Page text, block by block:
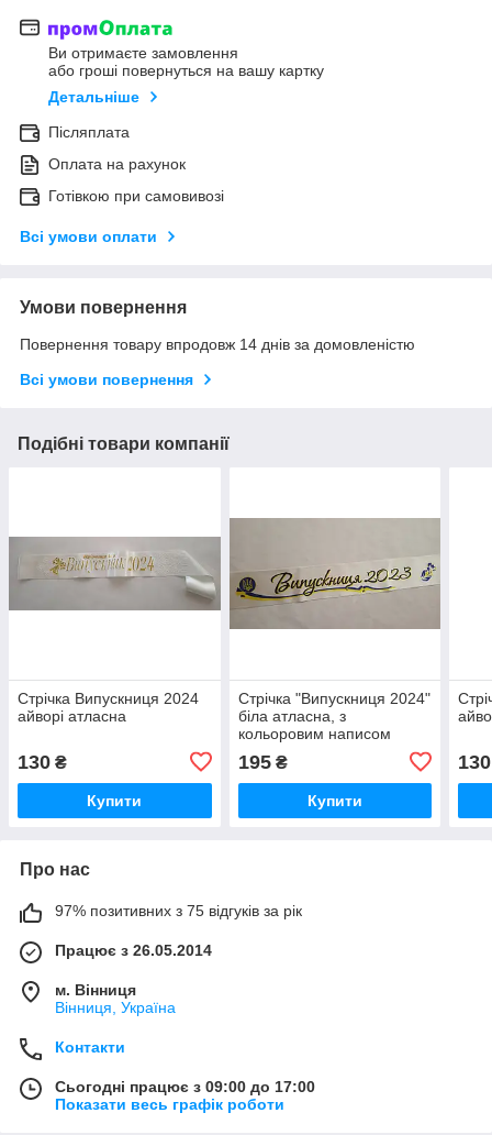
Ви отримаєте замовлення
або гроші повернуться на вашу картку
Детальніше
Післяплата
Оплата на рахунок
Готівкою при самовивозі
Всі умови оплати
Умови повернення
Повернення товару впродовж 14 днів за домовленістю
Всі умови повернення
Подібні товари компанії
Стрічка Випускниця 2024
айворі атласна
130 ₴
Купити
Стрічка "Випускниця 2024"
біла атласна, з
кольоровим написом
195₴
Купити
130
Про нас
97% позитивних з 75 відгуків за рік
Працює з 26.05.2014
м. Вінниця
Вінниця, Україна
Контакти
Сьогодні працює з 09:00 до 17:00
Показати весь графік роботи